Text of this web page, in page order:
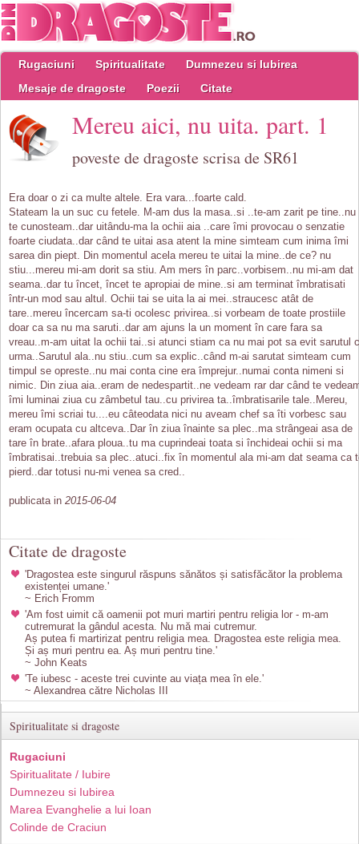
Rugaciuni Spiritualitate
Dumnezeu si Iubirea
Mesaje de dragoste
Poezii Citate
Mereu aici, nu uita. part. 1
poveste de dragoste scrisa de SR61
Era doar o zi ca multe altele. Era vara...foarte cald.
Stateam la un suc cu fetele. M-am dus la masa..si ..te-am zarit pe tine..nu
te cunosteam..dar uitându-ma la ochii aia ..care îmi provocau o senzatie
foarte ciudata..dar când te uitai asa atent la mine simteam cum inima îmi
sarea din piept. Din momentul acela mereu te uitai la mine..de ce? nu
stiu...mereu mi-am dorit sa stiu. Am mers în parc..vorbisem..nu mi-am dat
seama..dar tu încet, încet te apropiai de mine..si am terminat îmbratisati
într-un mod sau altul. Ochii tai se uita la ai mei..straucesc atât de
tare..mereu încercam sa-ti ocolesc privirea..si vorbeam de toate prostiile
doar ca sa nu ma saruti..dar am ajuns la un moment în care fara sa
vreau..m-am uitat la ochii tai..si atunci stiam ca nu mai pot sa evit sarutul
urma..Sarutul ala..nu stiu..cum sa explic..când m-ai sarutat simteam cum
timpul se opreste..nu mai conta cine era împrejur..numai conta nimeni si
nimic. Din ziua aia..eram de nedespartit..ne vedeam rar dar când te
îmi luminai ziua cu zâmbetul tau..cu privirea ta..îmbratisarile tale..Mereu,
mereu îmi scriai tu....eu câteodata nici nu aveam chef sa îti vorbesc sau
eram ocupata cu altceva..Dar în ziua înainte sa plec..ma strângeai asa de
tare în brate..afara ploua..tu ma cuprindeai toata si închideai ochii si ma
îmbratisai..trebuia sa plec..atuci..fix în momentul ala mi-am dat seama ca
pierd..dar totusi nu-mi venea sa cred..
publicata in 2015-06-04
Citate de dragoste
'Dragostea este singurul răspuns sănătos și satisfăcător la problema
existenței umane.'
~ Erich Fromm
'Am fost uimit că oamenii pot muri martiri pentru religia lor - m-am
cutremurat la gândul acesta. Nu mă mai cutremur.
Aș putea fi martirizat pentru religia mea. Dragostea este religia mea.
Și aș muri pentru ea. Aș muri pentru tine.'
~ John Keats
'Te iubesc - aceste trei cuvinte au viața mea în ele.'
~ Alexandrea către Nicholas III
Spiritualitate si dragoste
Rugaciuni
Spiritualitate / Iubire
Dumnezeu si Iubirea
Marea Evanghelie a lui Ioan
Colinde de Craciun